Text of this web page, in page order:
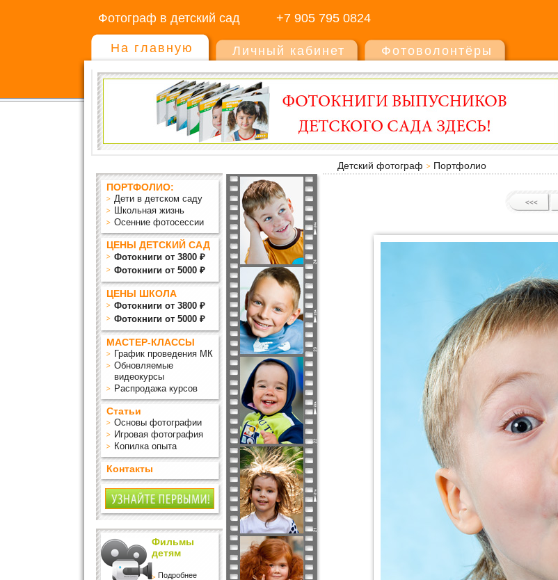
Фотограф в детский сад +7 905 795 0824
На главную Личный кабинет Фотоволонтёры
Детский фотограф
Портфолио
ПОРТФОЛИО:
Дети в детском саду
Школьная жизнь
Осенние фотосессии
ЦЕНЫ ДЕТСКИЙ САД
Фотокниги от 3800 ₽
Фотокниги от 5000 ₽
ЦЕНЫ ШКОЛА
Фотокниги от 3800 ₽
Фотокниги от 5000 ₽
МАСТЕР-КЛАССЫ
График проведения МК
Обновляемые
видеокурсы
Распродажа курсов
Статьи
Основы фотографии
Игровая фотография
Копилка опыта
Контакты
Фильмы
детям
Подробнее